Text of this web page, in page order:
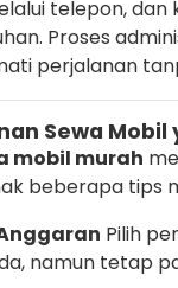
telepon,
Proses
perjalanan
Sewa Mobil
mobil murah
beberapa tips
Pilih
namun tetap